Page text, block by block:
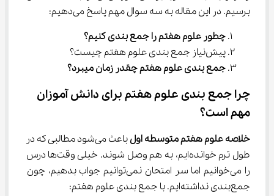
برسیم. در این مقاله به سه سوال مهم پاسخ می‌دهیم:
چطور علوم هفتم را جمع بندی کنیم؟
پیش‌نیاز جمع بندی علوم هفتم چیست؟
جمع بندی علوم هفتم چقدر زمان میبرد؟
چرا جمع بندی علوم هفتم برای دانش‌ آموزان
مهم است؟
خلاصه علوم هفتم متوسطه اول
باعث می‌شود مطالبی که در
طول ترم خوانده‌ایم، به هم وصل شوند. خیلی وقت‌ها درس
را می‌خوانیم اما سر امتحان نمی‌توانیم جواب بدهیم، چون
جمع‌بندی نداشته‌ایم. با جمع بندی علوم هفتم: